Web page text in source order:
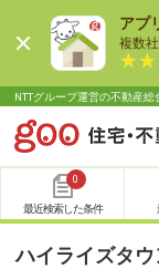
アプ
複数
NTTグループ運営の不動産
0
最近検索した条件
ハイライズタ